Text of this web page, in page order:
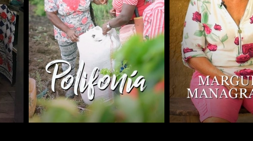
COMPARTIR COMPARTIR